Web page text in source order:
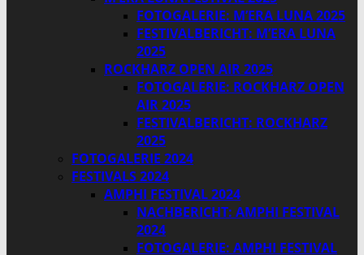
FOTOGALERIE: M’ERA LUNA 2025
FESTIVALBERICHT: M’ERA LUNA
2025
ROCKHARZ OPEN AIR 2025
FOTOGALERIE: ROCKHARZ OPEN
AIR 2025
FESTIVALBERICHT: ROCKHARZ
2025
FOTOGALERIE 2024
FESTIVALS 2024
AMPHI FESTIVAL 2024
NACHBERICHT: AMPHI FESTIVAL
2024
FOTOGALERIE: AMPHI FESTIVAL